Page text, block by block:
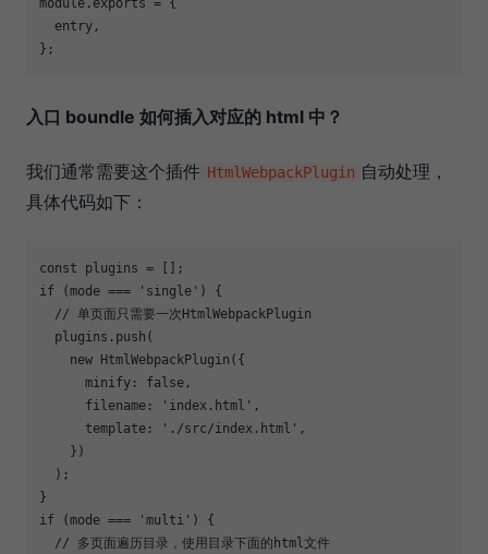
module .exports = {
  entry,
入口 boundle 如何插入对应的 html 中？
我们通常需要这个插件 HtmlWebpackPlugin 自动处理，
具体代码如下：
const
if (mode === 'single' ) {
// 单页面只需要一次HtmlWebpackPlugin
  plugins.push(
new HtmlWebpackPlugin({
minify : false ,
filename : 'index.html' ,
template : './src/index.html' ,
    })
  );
if (mode === 'multi' ) {
// 多页面遍历目录，使用目录下面的html文件